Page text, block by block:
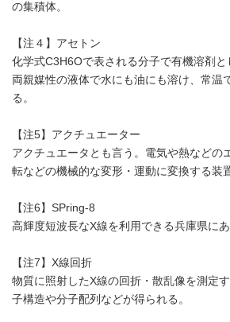
の集積体。
【注４】アセトン
化学式C3H6Oで表される分子で有機溶剤と
両親媒性の液体で水にも油にも溶け、常温
る。
【注5】アクチュエーター
アクチュエータとも言う。電気や熱などの
転などの機械的な変形・運動に変換する装
【注6】SPring-8
高輝度短波長なX線を利用できる兵庫県にあ
【注7】X線回折
物質に照射したX線の回折・散乱像を測定
子構造や分子配列などが得られる。